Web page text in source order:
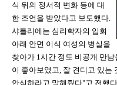
식 뒤의 정서적 변화 등에 대
한 조언을 받았다고 보도했다.
샤틀리에는 심리학자의 입회
아래 안면 이식 여성의 병실을
찾아가 1시간 정도 비공개 만
이 좋아보였고, 잘 견디고 있는
안심하라고 말해줬다"고 전했